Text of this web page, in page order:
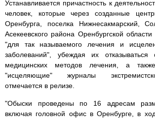
Устанавливается причастность к
человек, которые через созданные
Оренбурга, поселка Нижнесакмарский,
Асекеевского района Оренбургской
"для так называемого лечения и
заболеваний", убеждая их
медицинских методов лечения, а также
"исцеляющие" журналы
отмечается в релизе.
"Обыски проведены по 16 адресам
включая головной офис в Оренбурге, в